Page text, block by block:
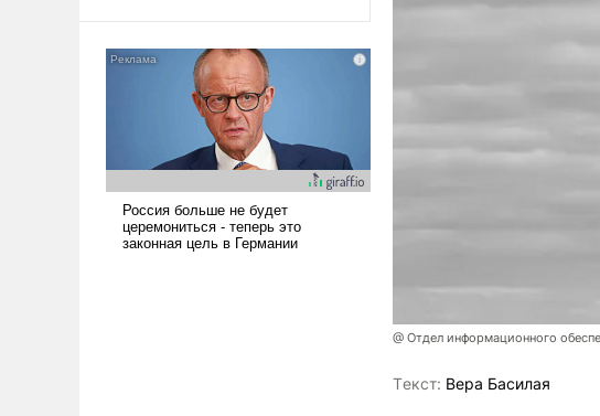
что оно уже несет негативные
коннотации.
@ Отдел информационного
Tекст: Вера Басилая